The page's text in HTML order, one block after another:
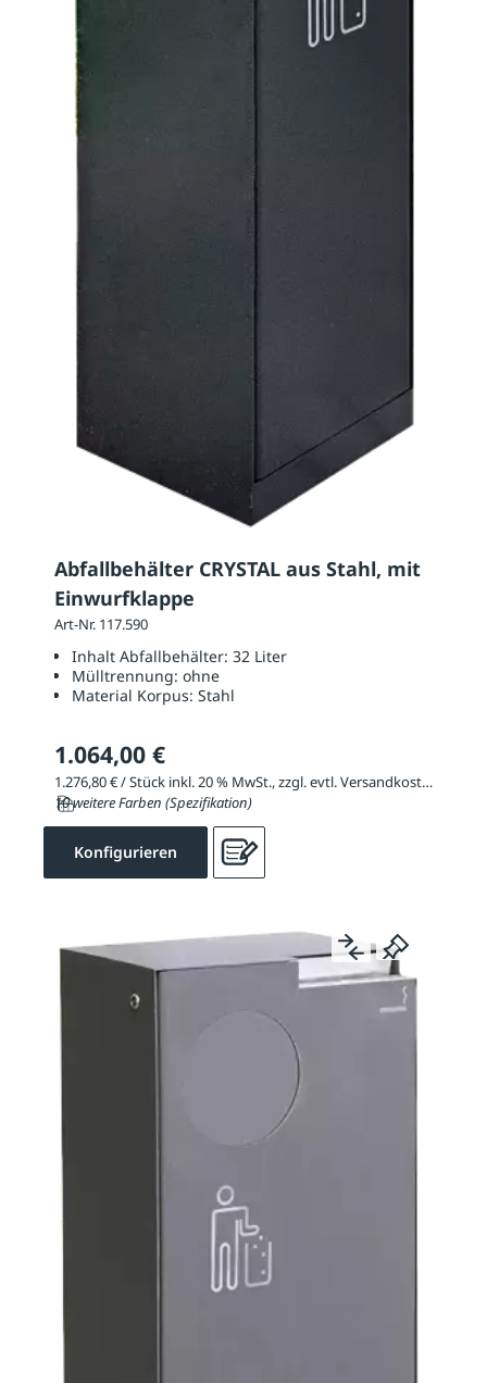
Abfallbehälter CRYSTAL aus Stahl, mit
Einwurfklappe
Art-Nr. 117.590
Inhalt Abfallbehälter: 32 Liter
Mülltrennung: ohne
Material Korpus: Stahl
1.064,00 €
1.276,80 € / Stück inkl. 20 % MwSt., zzgl. evtl. Versandkosten
10 weitere Farben (Spezifikation)
Konfigurieren